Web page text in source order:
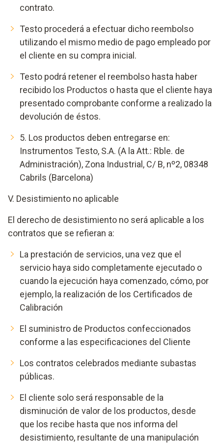
contrato.
Testo procederá a efectuar dicho reembolso
utilizando el mismo medio de pago empleado por
el cliente en su compra inicial.
Testo podrá retener el reembolso hasta haber
recibido los Productos o hasta que el cliente haya
presentado comprobante conforme a realizado la
devolución de éstos.
5. Los productos deben entregarse en:
Instrumentos Testo, S.A. (A la Att.: Rble. de
Administración), Zona Industrial, C/ B, nº2, 08348
Cabrils (Barcelona)
V. Desistimiento no aplicable
El derecho de desistimiento no será aplicable a los
contratos que se refieran a:
La prestación de servicios, una vez que el
servicio haya sido completamente ejecutado o
cuando la ejecución haya comenzado, cómo, por
ejemplo, la realización de los Certificados de
Calibración
El suministro de Productos confeccionados
conforme a las especificaciones del Cliente
Los contratos celebrados mediante subastas
públicas.
El cliente solo será responsable de la
disminución de valor de los productos, desde
que los recibe hasta que nos informa del
desistimiento, resultante de una manipulación